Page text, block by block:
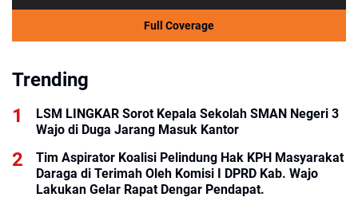
Full Coverage
Trending
LSM LINGKAR Sorot Kepala Sekolah SMAN Negeri 3
Wajo di Duga Jarang Masuk Kantor
Tim Aspirator Koalisi Pelindung Hak KPH Masyarakat
Daraga di Terimah Oleh Komisi I DPRD Kab. Wajo
Lakukan Gelar Rapat Dengar Pendapat.